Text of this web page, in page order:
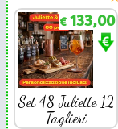
€ 133,00
Set 48 Juliette 12
Taglieri